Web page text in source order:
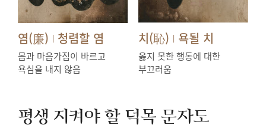
염(廉) | 청렴할 염
몸과 마음가짐이 바르고
욕심을 내지 않음
치(恥) | 욕될 치
옳지 못한 행동에 대한
부끄러움
평생 지켜야 할 덕목 문자도